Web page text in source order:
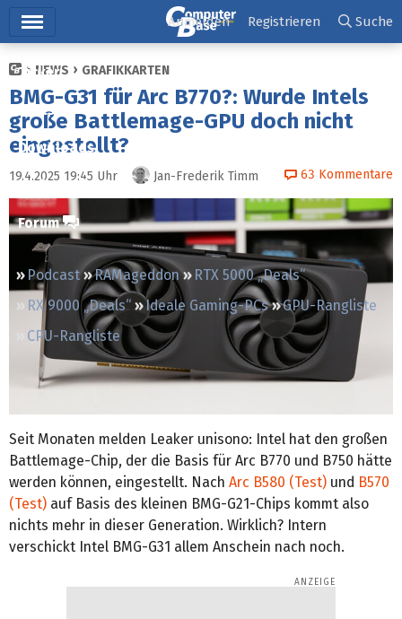
Ticker
Tests
Downloads
Preisvergleich
Forum
Podcast RAMageddon
RTX 5000 „Deals“
RX 9000 „Deals“
Ideale Gaming-PCs
GPU-Rangliste
CPU-Rangliste
Anmelden Registrieren Suche
NEWS GRAFIKKARTEN
BMG-G31 für Arc B770?: Wurde Intels
große Battlemage-GPU doch nicht
eingestellt?
19.4.2025 19:45 Uhr Jan-Frederik Timm 63 Kommentare
Seit Monaten melden Leaker unisono: Intel hat den großen
Battlemage-Chip, der die Basis für Arc B770 und B750 hätte
werden können, eingestellt. Nach Arc B580 (Test) und B570
(Test) auf Basis des kleinen BMG-G21-Chips kommt also
nichts mehr in dieser Generation. Wirklich? Intern
verschickt Intel BMG-G31 allem Anschein nach noch.